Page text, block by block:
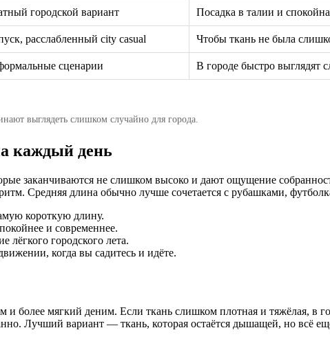
городской вариант Посадка в талии и
расслабленный city casual Чтобы ткань не была
сценарии В городе быстро выглядят
выглядеть слишком случайно для города.
каждый день
заканчиваются не слишком высоко и дают ощущение
Средняя длина обычно лучше сочетается с рубашками,
короткую длину.
и современнее.
лёгкого городского лета.
когда вы садитесь и идёте.
более мягкий деним. Если ткань слишком плотная и тяжёлая, в
Лучший вариант — ткань, которая остаётся дышащей, но всё